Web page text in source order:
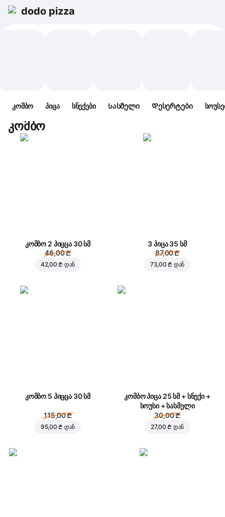
dodo pizza
კომბო პიცა სნექები Სასმელი Დესერტები
კომბო
კომბო 2 პიცცა 30 სმ
46,00 ₾
42,00 ₾ დან
3 პიცა 35 სმ
87,00 ₾
73,00 ₾ დან
კომბო 5 პიცცა 30 სმ
115,00 ₾
95,00 ₾ დან
კომბო პიცა 25 სმ + სნექი +
სოუსი + სასმელი
30,00 ₾
27,00 ₾ დან